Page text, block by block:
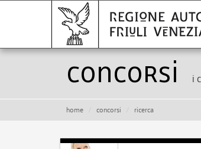
Concorsi i
home concorsi ricerca